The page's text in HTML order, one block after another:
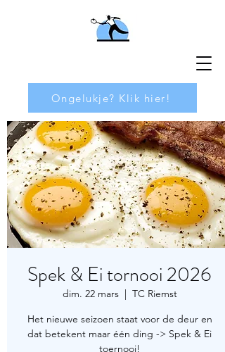
Ongelukje? Klik hier!
Spek & Ei tornooi 2026
dim. 22 mars
  |
TC Riemst
Het nieuwe seizoen staat voor de deur en
dat betekent maar één ding -> Spek & Ei
toernooi!